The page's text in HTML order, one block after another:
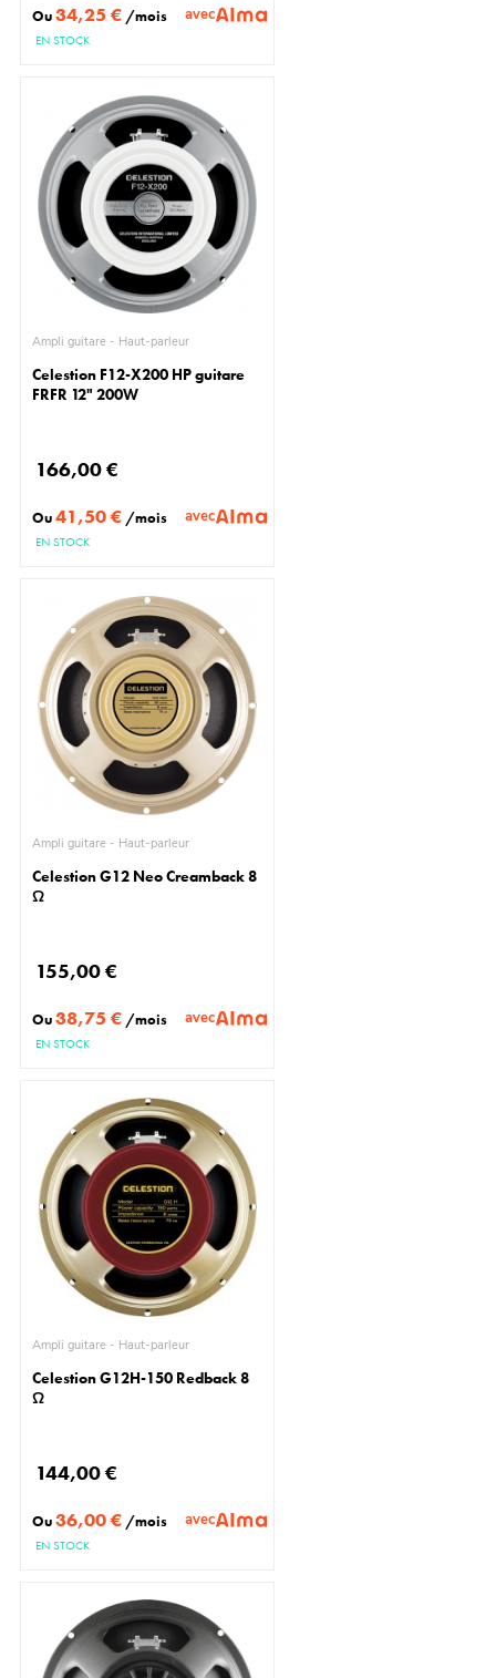
Ou34,25 € /mois avec
EN STOCK
Ampli guitare - Haut-parleur
Celestion F12-X200 HP guitare
FRFR 12" 200W
166,00 €
Ou41,50 € /mois avec
EN STOCK
Ampli guitare - Haut-parleur
Celestion G12 Neo Creamback 8
Ω
155,00 €
Ou38,75 € /mois avec
EN STOCK
Ampli guitare - Haut-parleur
Celestion G12H-150 Redback 8
Ω
144,00 €
Ou36,00 € /mois avec
EN STOCK